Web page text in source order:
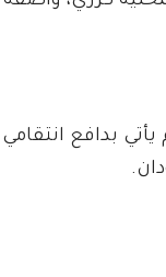
بدافع